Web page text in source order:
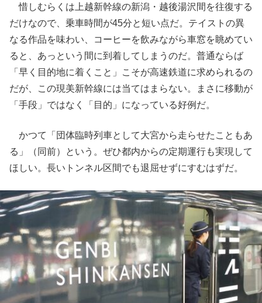
惜しむらくは上越新幹線の新潟・越後湯沢間を往復する
だけなので、乗車時間が45分と短い点だ。テイストの異
なる作品を味わい、コーヒーを飲みながら車窓を眺めてい
ると、あっという間に到着してしまうのだ。普通ならば
「早く目的地に着くこと」こそが高速鉄道に求められるの
だが、この現美新幹線には当てはまらない。まさに移動が
「手段」ではなく「目的」になっている好例だ。
かつて「団体臨時列車として大宮から走らせたこともあ
る」（同前）という。ぜひ都内からの定期運行も実現して
ほしい。長いトンネル区間でも退屈せずにすむはずだ。